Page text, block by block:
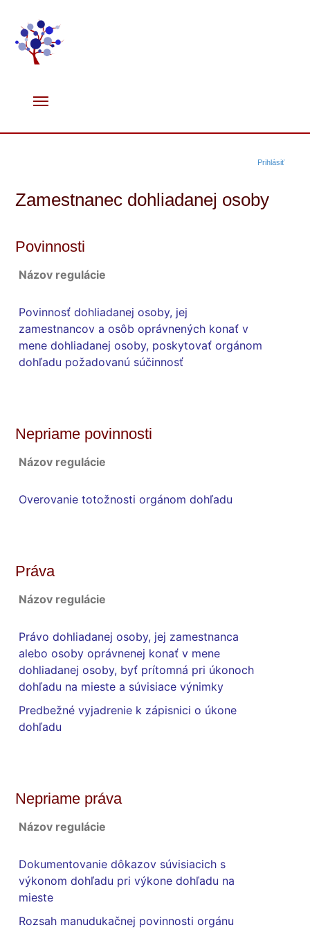
Prihlásiť
Zamestnanec dohliadanej osoby
Povinnosti
Názov regulácie
Povinnosť dohliadanej osoby, jej
zamestnancov a osôb oprávnených konať v
mene dohliadanej osoby, poskytovať orgánom
dohľadu požadovanú súčinnosť
Nepriame povinnosti
Názov regulácie
Overovanie totožnosti orgánom dohľadu
Práva
Názov regulácie
Právo dohliadanej osoby, jej zamestnanca
alebo osoby oprávnenej konať v mene
dohliadanej osoby, byť prítomná pri úkonoch
dohľadu na mieste a súvisiace výnimky
Predbežné vyjadrenie k zápisnici o úkone
dohľadu
Nepriame práva
Názov regulácie
Dokumentovanie dôkazov súvisiacich s
výkonom dohľadu pri výkone dohľadu na
mieste
Rozsah manudukačnej povinnosti orgánu